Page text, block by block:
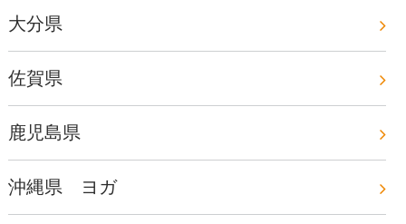
大分県
佐賀県
鹿児島県
沖縄県 ヨガ